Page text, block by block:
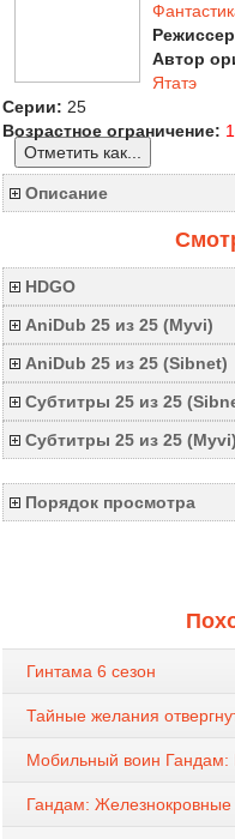
Автор
Ятатэ
Серии: 25
Возрастное ограничение:
Отметить как...
Описание
HDGO
AniDub 25 из 25 (Myvi)
AniDub 25 из 25 (Sibnet)
Субтитры 25 из 25
Субтитры 25 из 25 (Myvi)
Порядок просмотра
Гинтама 6 сезон
Тайные желания
Мобильный воин Гандам:
Гандам: Железнокровные